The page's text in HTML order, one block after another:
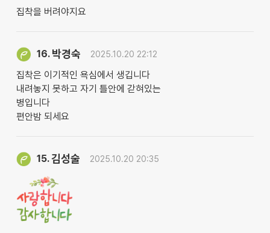
집착을 버려야지요
16. 박경숙 2025.10.20 22:12
집착은 이기적인 욕심에서 생깁니다
내려놓지 못하고 자기 틀안에 갇혀있는
병입니다
편안밤 되세요
15.김성술 2025.10.20 20:35